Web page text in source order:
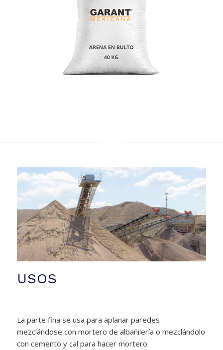
USOS
La parte fina se usa para aplanar paredes
mezclándose con mortero de albañilería o mezclándolo
con cemento y cal para hacer mortero.